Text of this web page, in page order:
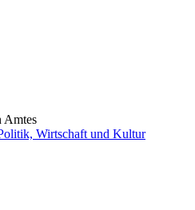
Amtes
Wirtschaft und Kultur